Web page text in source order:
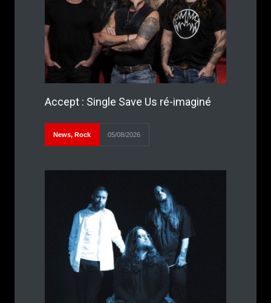
Accept : Single Save Us ré-imaginé
News, Rock 05/08/2026